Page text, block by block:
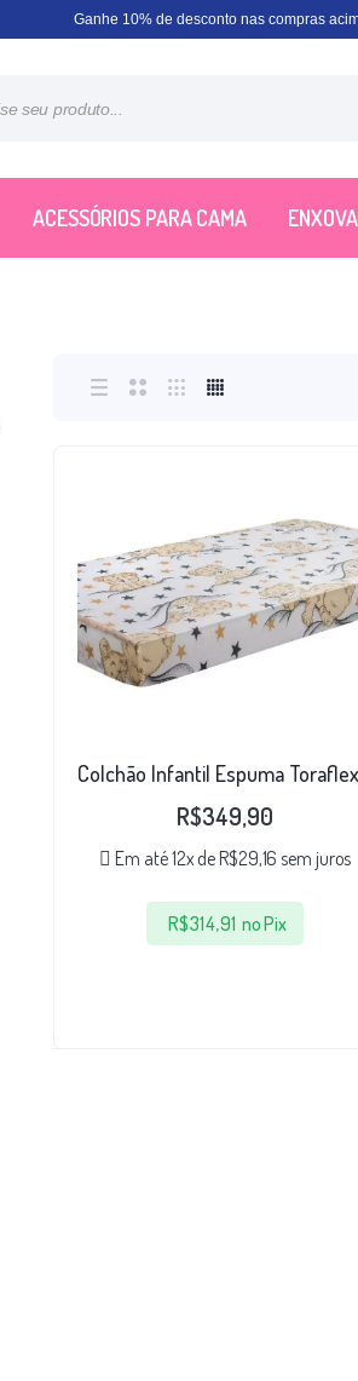
Ganhe 10% de desconto nas compras
ACESSÓRIOS PARA CAMA
Colchão Infantil Espuma Toraflex
R$349,90
Em até 12x de R$29,16 sem juros
R$314,91 no Pix